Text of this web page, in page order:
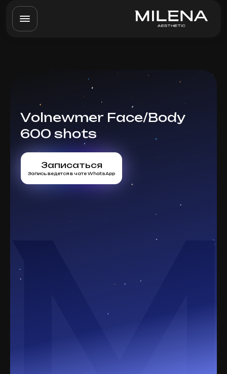
Volnewmer Face/Body
600 shots
Записаться
Запись ведется в чате WhatsApp